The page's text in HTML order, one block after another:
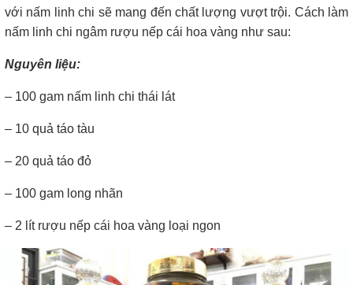
với nấm linh chi sẽ mang đến chất lượng vượt trội. Cách làm
nấm linh chi ngâm rượu nếp cái hoa vàng như sau:
Nguyên liệu:
– 100 gam nấm linh chi thái lát
– 10 quả táo tàu
– 20 quả táo đỏ
– 100 gam long nhãn
– 2 lít rượu nếp cái hoa vàng loại ngon